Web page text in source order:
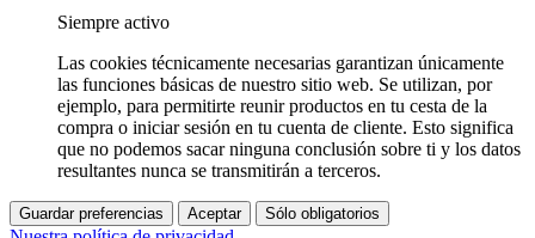
Siempre activo
Las cookies técnicamente necesarias garantizan únicamente
las funciones básicas de nuestro sitio web. Se utilizan, por
ejemplo, para permitirte reunir productos en tu cesta de la
compra o iniciar sesión en tu cuenta de cliente. Esto significa
que no podemos sacar ninguna conclusión sobre ti y los datos
resultantes nunca se transmitirán a terceros.
Guardar preferencias Aceptar Sólo obligatorios